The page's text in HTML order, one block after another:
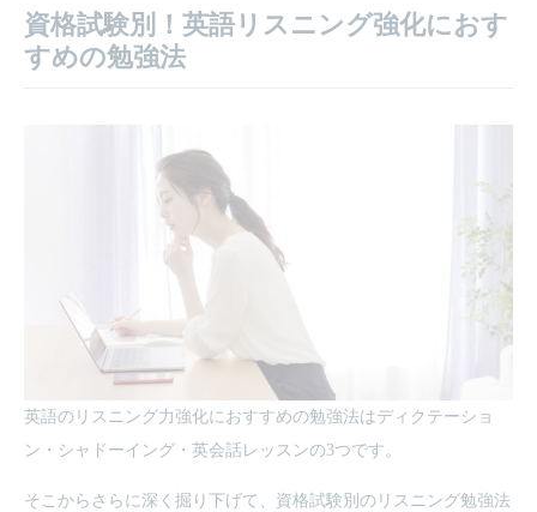
資格試験別！英語リスニング強化におす
すめの勉強法
英語のリスニング力強化におすすめの勉強法はディクテーショ
ン・シャドーイング・英会話レッスンの3つです。
そこからさらに深く掘り下げて、資格試験別のリスニング勉強法